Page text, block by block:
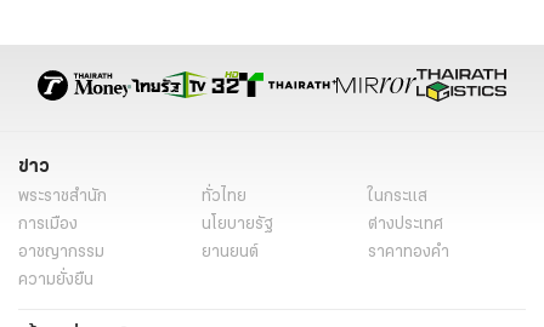
ข่าว
พระราชสำนัก ทั่วไทย
ในกระแส
การเมือง
นโยบายรัฐ
ต่างประเทศ
อาชญากรรม
ยานยนต์
ราคาทองคำ
ความยั่งยืน